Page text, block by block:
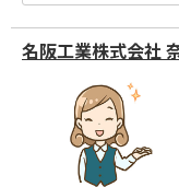
名阪工業株式会社